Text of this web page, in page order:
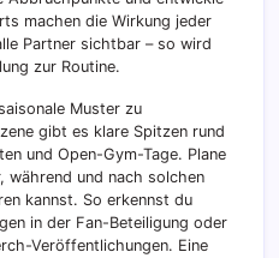
machen die Wirkung jeder
Partner sichtbar – so wird
zur Routine.
Muster zu
gibt es klare Spitzen rund
und Open-Gym-Tage. Plane
während und nach solchen
kannst. So erkennst du
in der Fan-Beteiligung oder
Veröffentlichungen. Eine